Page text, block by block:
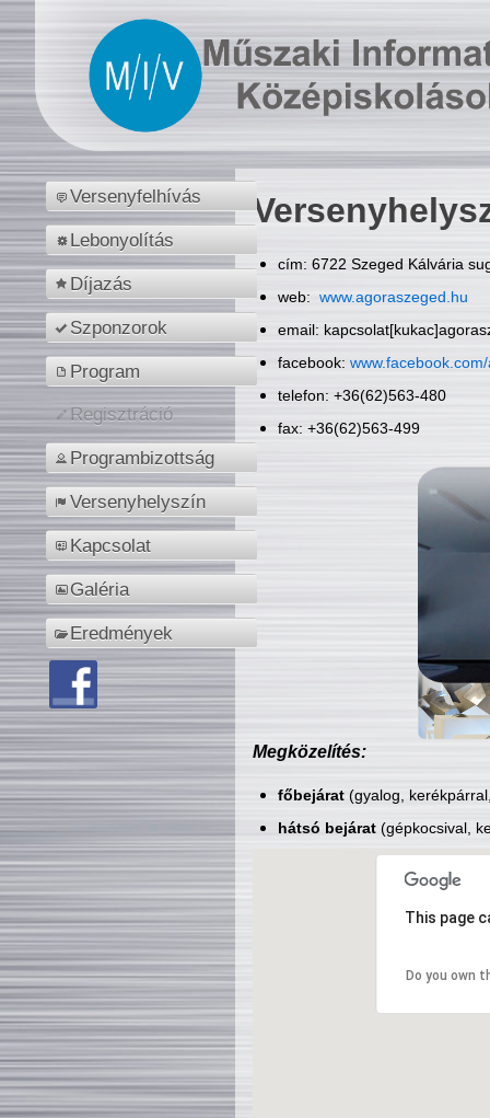
Versenyfelhívás
Lebonyolítás
Díjazás
Szponzorok
Program
Regisztráció
Programbizottság
Versenyhelyszín
Kapcsolat
Galéria
Eredmények
cím: 6722 Szeged Kálvária
web: www.agoraszeged.hu
email:
facebook:
telefon: +36(62)563-480
fax: +36(62)563-499
Megközelítés:
főbejárat(gyalog,
hátsó bejárat(gépkocsival,
This page
Do you own